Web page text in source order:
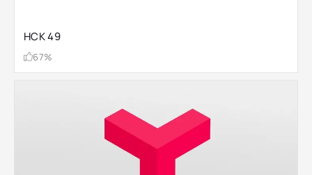
НСК 49
67%